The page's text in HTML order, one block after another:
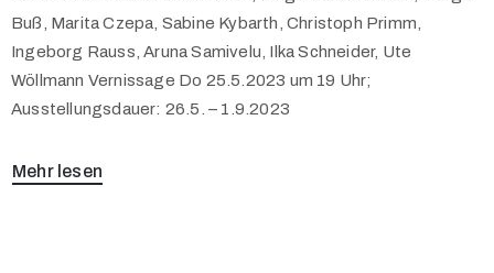
Buß, Marita Czepa, Sabine Kybarth, Christoph Primm,
Ingeborg Rauss, Aruna Samivelu, Ilka Schneider, Ute
Wöllmann Vernissage Do 25.5.2023 um 19 Uhr;
Ausstellungsdauer: 26.5. – 1.9.2023
Mehr lesen